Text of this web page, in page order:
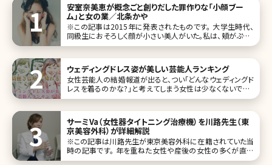
安室奈美恵が概念ごと創りだした罪作りな「小顔ブー
ム」と女の業／北条かや
※この記事は2015年に発表されたものです。 大学生時代、
同級生におそろしく顔が小さい美人がいた。私は、頬がぷっく
りとして顔が大きいのがコンプレックスだったので、その子を
がるような思いがした。ネットで「小顔」と検索すれば、「小顔
になる方法」「小顔
ウェディングドレス姿が美しい芸能人ランキング
女性芸能人の結婚報道が出ると、つい「どんなウェディングド
レスを着るのかな?」と考えてしまう女性は少なくないでしょ
う。花嫁姿は、女性が一度は経験したい憧れの的ですからね。
いと評判の女性芸能人を10名ご紹介します。 第1位石原さと
み
サーミVa（女性器タイトニング治療機）を川路先生（東
京美容外科）が詳細解説
※この記事は川路先生が東京美容外科に在籍されていた当
時の記事です。 年を重ねた女性や産後の女性の多くが直面
する女性器の悩みは、切実ですが、なかなか相談することが